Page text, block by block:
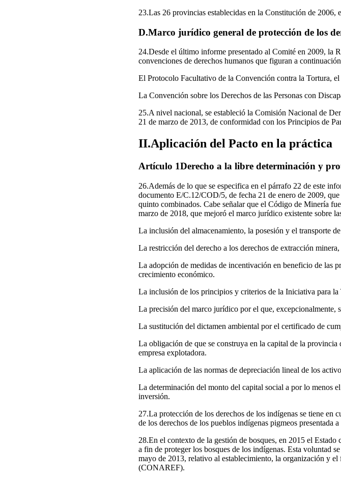
23.Las 26 provincias establecidas en la Constitución de 2006,
D.Marco jurídico general de protección de los
24.Desde el último informe presentado al Comité en 2009, la
convenciones de derechos humanos que figuran a
El Protocolo Facultativo de la Convención contra la Tortura, el
La Convención sobre los Derechos de las Personas con
25.A nivel nacional, se estableció la Comisión Nacional de
21 de marzo de 2013, de conformidad con los Principios de
II.Aplicación del Pacto en la práctica
Artículo 1Derecho a la libre determinación y
26.Además de lo que se especifica en el párrafo 22 de este
documento E/C.12/COD/5, de fecha 21 de enero de 2009,
quinto combinados. Cabe señalar que el Código de Minería
marzo de 2018, que mejoró el marco jurídico existente sobre
La inclusión del almacenamiento, la posesión y el transporte
La restricción del derecho a los derechos de extracción
La adopción de medidas de incentivación en beneficio de las
crecimiento económico.
La inclusión de los principios y criterios de la Iniciativa para la
La precisión del marco jurídico por el que, excepcionalmente,
La sustitución del dictamen ambiental por el certificado de
La obligación de que se construya en la capital de la
empresa explotadora.
La aplicación de las normas de depreciación lineal de los
La determinación del monto del capital social a por lo menos
inversión.
27.La protección de los derechos de los indígenas se tiene
de los derechos de los pueblos indígenas pigmeos presentada
28.En el contexto de la gestión de bosques, en 2015 el
a fin de proteger los bosques de los indígenas. Esta voluntad
mayo de 2013, relativo al establecimiento, la organización y
(CONAREF).